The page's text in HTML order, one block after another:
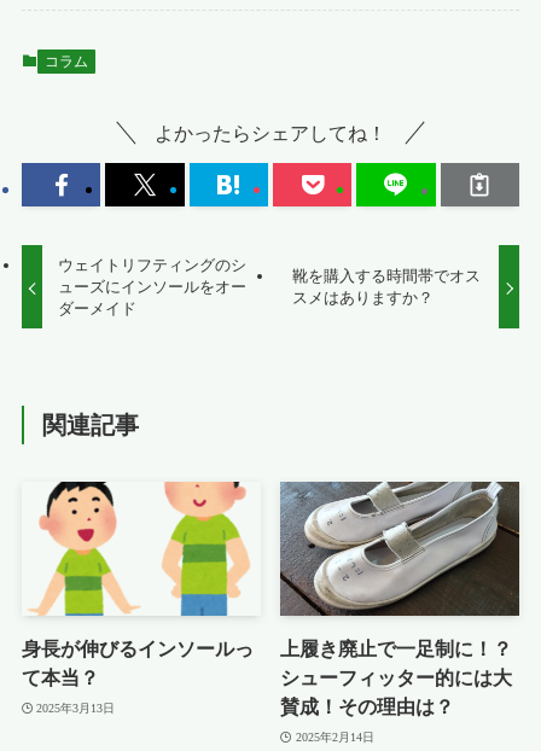
コラム
よかったらシェアしてね！
ウェイトリフティングのシ
ューズにインソールをオー
ダーメイド
靴を購入する時間帯でオス
スメはありますか？
関連記事
身長が伸びるインソールっ
て本当？
2025年3月13日
上履き廃止で一足制に！？
シューフィッター的には大
賛成！その理由は？
2025年2月14日